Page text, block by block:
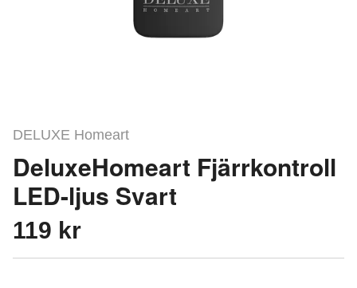
DELUXE Homeart
DeluxeHomeart Fjärrkontroll
LED-ljus Svart
119 kr